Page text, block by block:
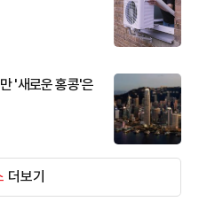
'새로운 홍콩'은
더보기